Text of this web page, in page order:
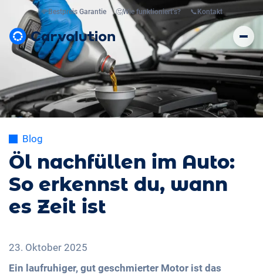
💸Bestpreis Garantie 🤔Wie funktioniert’s? 📞 Kontakt
Blog
Öl nachfüllen im Auto:
So erkennst du, wann
es Zeit ist
23. Oktober 2025
Ein laufruhiger, gut geschmierter Motor ist das